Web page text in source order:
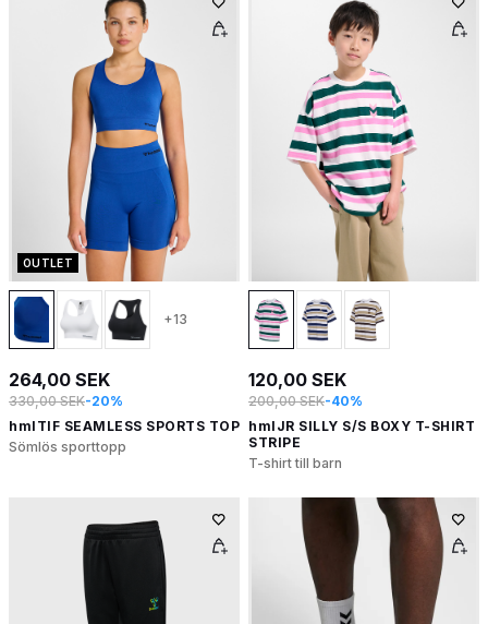
OUTLET
+13
264,00 SEK
330,00 SEK-20%
hmlTIF SEAMLESS SPORTS TOP
Sömlös sporttopp
120,00 SEK
200,00 SEK-40%
hmlJR SILLY S/S BOXY T-SHIRT
STRIPE
T-shirt till barn